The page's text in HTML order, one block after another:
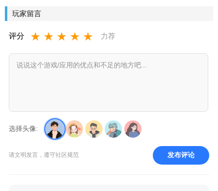
玩家留言
评分 ★ ★ ★ ★ ★ 力荐
选择头像:
请文明发言，遵守社区规范 发布评论